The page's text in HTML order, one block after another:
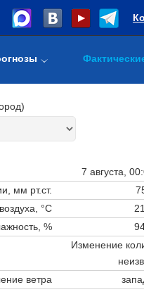
7 августа,
мм рт.ст.
°C
%
Изменение
ветра